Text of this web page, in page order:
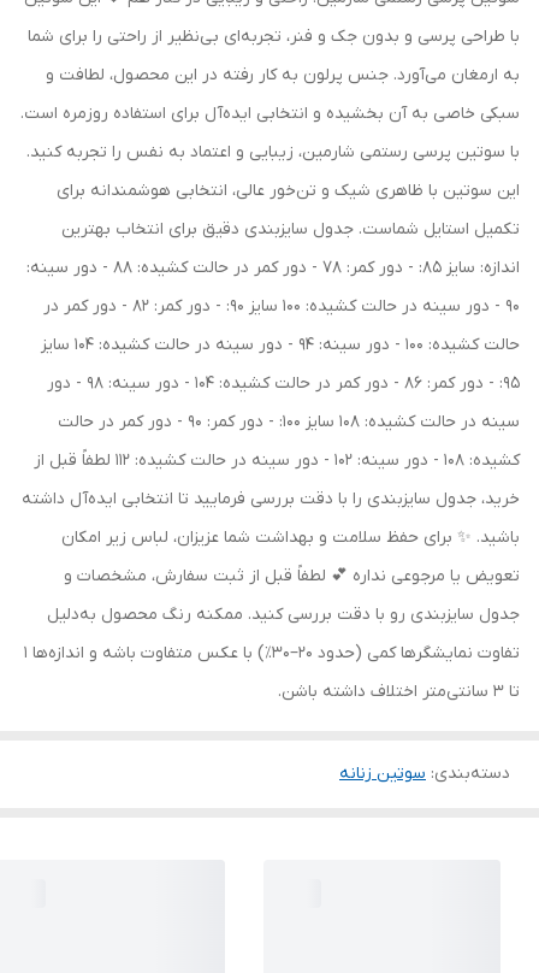
با طراحی پرسی و بدون جک و فنر، تجربه‌ای بی‌نظیر از راحتی را برای شما
به ارمغان می‌آورد. جنس پرلون به کار رفته در این محصول، لطافت و
سبکی خاصی به آن بخشیده و انتخابی ایده‌آل برای استفاده روزمره است.
با سوتین پرسی رستمی شارمین، زیبایی و اعتماد به نفس را تجربه کنید.
این سوتین با ظاهری شیک و تن‌خور عالی، انتخابی هوشمندانه برای
تکمیل استایل شماست. جدول سایزبندی دقیق برای انتخاب بهترین
اندازه: سایز 85: - دور کمر: 78 - دور کمر در حالت کشیده: 88 - دور سینه:
90 - دور سینه در حالت کشیده: 100 سایز 90: - دور کمر: 82 - دور کمر در
حالت کشیده: 100 - دور سینه: 94 - دور سینه در حالت کشیده: 104 سایز
95: - دور کمر: 86 - دور کمر در حالت کشیده: 104 - دور سینه: 98 - دور
سینه در حالت کشیده: 108 سایز 100: - دور کمر: 90 - دور کمر در حالت
کشیده: 108 - دور سینه: 102 - دور سینه در حالت کشیده: 112 لطفاً قبل از
خرید، جدول سایزبندی را با دقت بررسی فرمایید تا انتخابی ایده‌آل داشته
باشید. ✨ برای حفظ سلامت و بهداشت شما عزیزان، لباس زیر امکان
تعویض یا مرجوعی نداره 💕 لطفاً قبل از ثبت سفارش، مشخصات و
جدول سایزبندی رو با دقت بررسی کنید. ممکنه رنگ محصول به‌دلیل
تفاوت نمایشگرها کمی (حدود ۲۰–۳۰٪) با عکس متفاوت باشه و اندازه‌ها ۱
تا ۳ سانتی‌متر اختلاف داشته باشن.
دسته‌بندی: سوتین زنانه